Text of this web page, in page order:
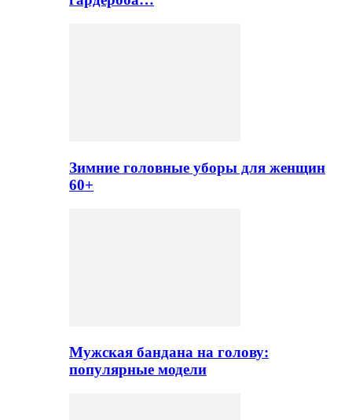
Зимние головные уборы для женщин
60+
Мужская бандана на голову:
популярные модели